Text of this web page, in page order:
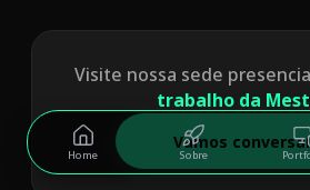
Visite nossa sede
trabalho da
Vamos
Home Sobre